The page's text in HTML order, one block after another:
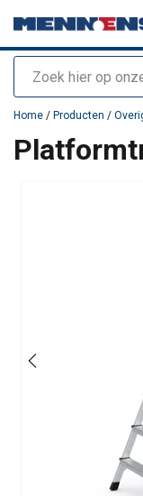
Zoeken
toegevoegd aan uw
Home / Producten /